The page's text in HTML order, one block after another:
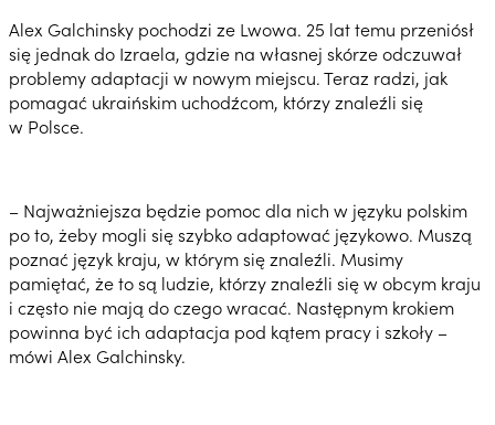
Alex Galchinsky pochodzi ze Lwowa. 25 lat temu przeniósł
się jednak do Izraela, gdzie na własnej skórze odczuwał
problemy adaptacji w nowym miejscu. Teraz radzi, jak
pomagać ukraińskim uchodźcom, którzy znaleźli się
w Polsce.
– Najważniejsza będzie pomoc dla nich w języku polskim
po to, żeby mogli się szybko adaptować językowo. Muszą
poznać język kraju, w którym się znaleźli. Musimy
pamiętać, że to są ludzie, którzy znaleźli się w obcym kraju
i często nie mają do czego wracać. Następnym krokiem
powinna być ich adaptacja pod kątem pracy i szkoły –
mówi Alex Galchinsky.